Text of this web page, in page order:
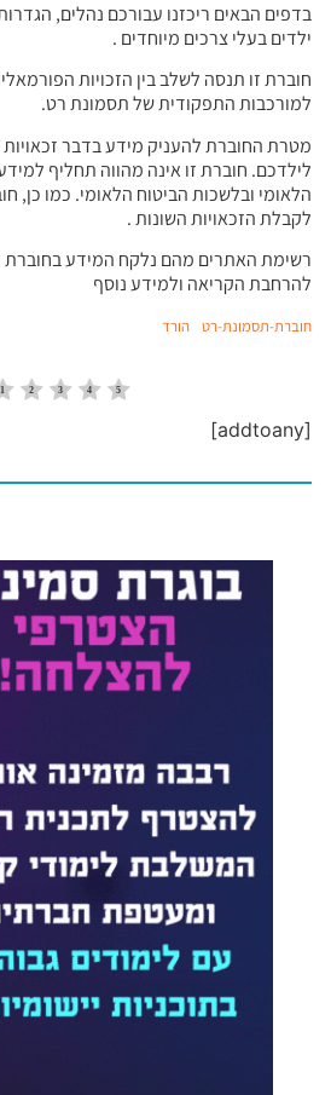
בדפים הבאים ריכזנו עבורכם נהלים,
ילדים בעלי צרכים מיוחדים .
חוברת זו תנסה לשלב בין הזכויות
למורכבות התפקודית של תסמונת רט.
מטרת החוברת להעניק מידע בדבר זכאויות
לילדכם. חוברת זו אינה מהווה תחליף
הלאומי ובלשכות הביטוח הלאומי. כמו כן,
לקבלת הזכאויות השונות .
רשימת האתרים מהם נלקח המידע בחוברת
להרחבת הקריאה ולמידע נוסף
חוברת-תסמונת-רט הורד
[addtoany]